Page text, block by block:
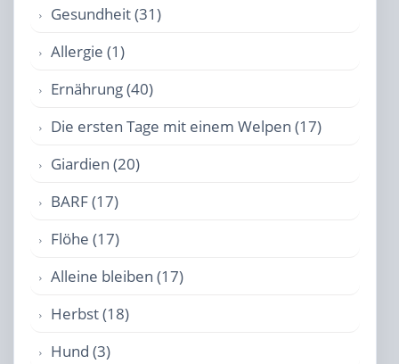
Gesundheit (31)
Allergie (1)
Ernährung (40)
Die ersten Tage mit einem Welpen (17)
Giardien (20)
BARF (17)
Flöhe (17)
Alleine bleiben (17)
Herbst (18)
Hund (3)